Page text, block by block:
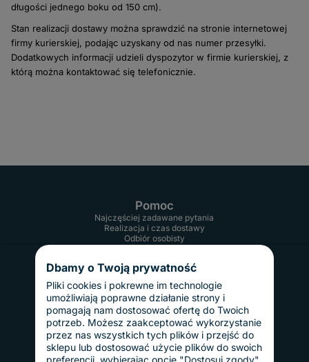
długości jednego boku od 150 cm).
Stan realizacji dostawy można sprawdzić na stronie internetowej
firmy kurierskiej, podając uzyskany od nas numer przesyłki.
Dodatkowych informacji udzieli dyspozytor w firmie kurierskiej, z
którą można kontaktować się telefonicznie.
Pomoc
Najczęściej zadawane pytania
Realizacja i czas dostawy
Odbiór osobisty
Twoje konto
Informacje
Regulamin
Reklamacje i zwroty
Gwarancja
Polityka prywatności
Dostawy i płatności
Koszty dostawy
InPost Pay
Sposoby płatności
Dbamy o Twoją prywatność
Pliki cookies i pokrewne im technologie
umożliwiają poprawne działanie strony i
pomagają nam dostosować ofertę do Twoich
potrzeb. Możesz zaakceptować wykorzystanie
przez nas wszystkich tych plików i przejść do
sklepu lub dostosować użycie plików do swoich
preferencji, wybierając opcję "Dostosuj zgody".